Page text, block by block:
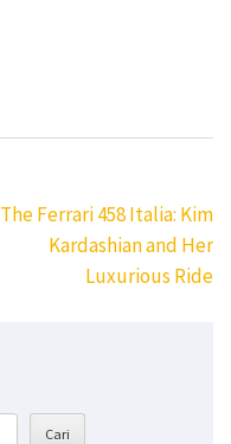
The Ferrari 458 Italia: Kim
Kardashian and Her
Luxurious Ride
Cari